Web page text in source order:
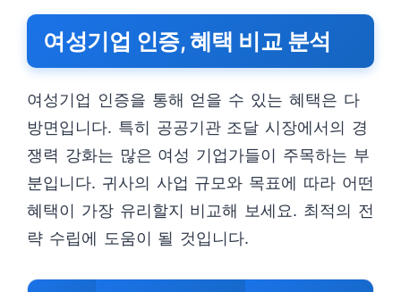
여성기업 인증, 혜택 비교 분석
여성기업 인증을 통해 얻을 수 있는 혜택은 다
방면입니다. 특히 공공기관 조달 시장에서의 경
쟁력 강화는 많은 여성 기업가들이 주목하는 부
분입니다. 귀사의 사업 규모와 목표에 따라 어떤
혜택이 가장 유리할지 비교해 보세요. 최적의 전
략 수립에 도움이 될 것입니다.